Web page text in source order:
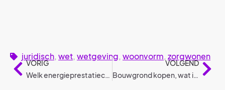
juridisch,wet,wetgeving,woonvorm,zorgwonen
VORIG
Welk energieprestatiecertificaat (EPC) heb je nodig?
VOLGEND
Bouwgrond kopen, wat is het verloop? (6 stappen)